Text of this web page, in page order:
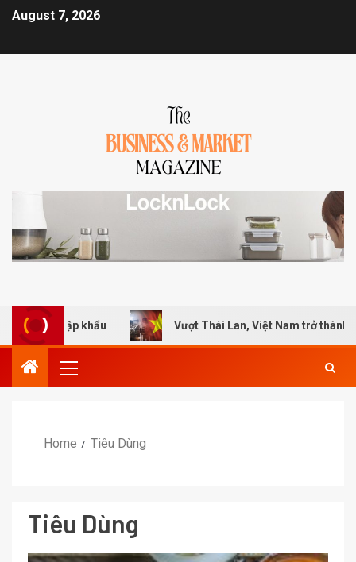
August 7, 2026
khẩu Vượt Thái Lan, Việt Nam trở thành thị
Home Tiêu Dùng
Tiêu Dùng